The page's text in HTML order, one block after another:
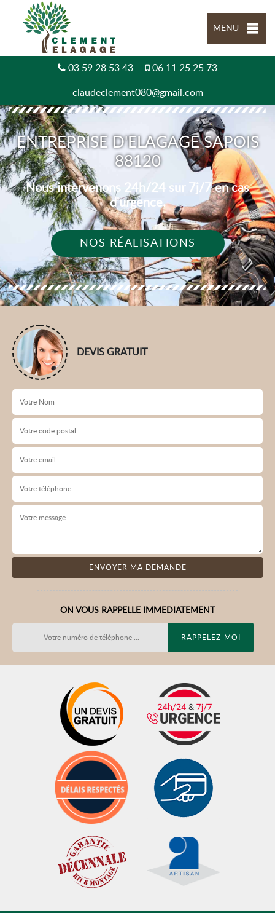
MENU
03 59 28 53 43 06 11 25 25 73
claudeclement080@gmail.com
ENTREPRISE D'ELAGAGE SAPOIS
88120
Nous intervenons 24h/24 sur 7j/7 en cas
d'urgence.
NOS RÉALISATIONS
DEVIS GRATUIT
ON VOUS RAPPELLE IMMEDIATEMENT